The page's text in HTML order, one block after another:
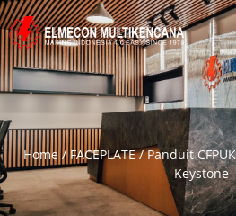
Home/FACEPLATE/ Panduit
Keystone